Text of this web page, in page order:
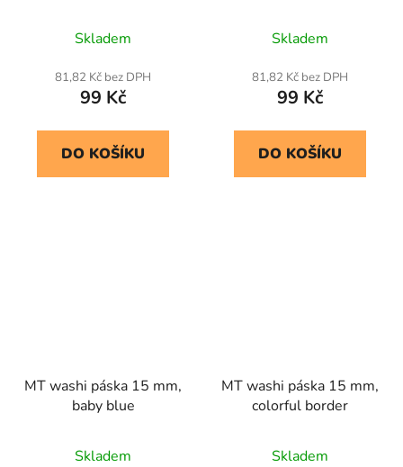
Skladem
81,82 Kč bez DPH
99 Kč
DO KOŠÍKU
Skladem
81,82 Kč bez DPH
99 Kč
DO KOŠÍKU
MT washi páska 15 mm,
baby blue
Skladem
MT washi páska 15 mm,
colorful border
Skladem